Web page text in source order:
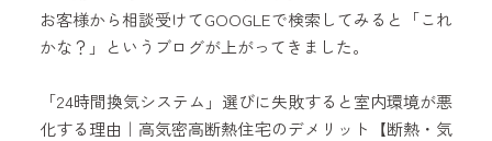
お客様から相談受けてGOOGLEで検索してみると「これ
かな？」というブログが上がってきました。
「24時間換気システム」選びに失敗すると室内環境が悪
化する理由｜高気密高断熱住宅のデメリット【断熱・気